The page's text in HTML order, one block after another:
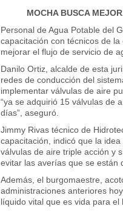
MOCHA BUSCA
Personal de Agua Potable del
capacitación con técnicos de
mejorar el flujo de servicio de
Danilo Ortiz, alcalde de esta
redes de conducción del
implementar válvulas de aire
“ya se adquirió 15 válvulas de
días”, aseguró.
Jimmy Rivas técnico de
capacitación, indicó que la
válvulas de aire triple acción y
evitar las averías que se están
Además, el burgomaestre,
administraciones anteriores
líquido vital que es vida para el